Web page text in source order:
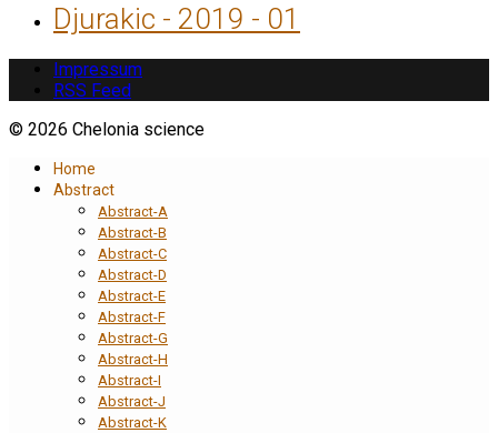
Djurakic - 2019 - 01
Impressum
RSS Feed
© 2026 Chelonia science
Home
Abstract
Abstract-A
Abstract-B
Abstract-C
Abstract-D
Abstract-E
Abstract-F
Abstract-G
Abstract-H
Abstract-I
Abstract-J
Abstract-K